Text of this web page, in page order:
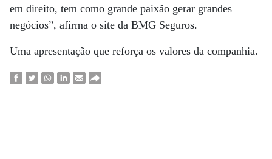
em direito, tem como grande paixão gerar grandes
negócios”, afirma o site da BMG Seguros.
Uma apresentação que reforça os valores da companhia.